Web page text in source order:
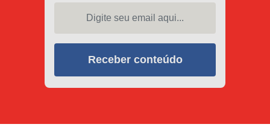
Receber conteúdo